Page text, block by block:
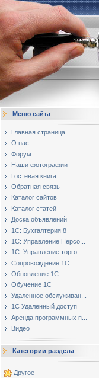
Меню сайта
Главная страница
О нас
Форум
Наши фотографии
Гостевая книга
Обратная связь
Каталог сайтов
Каталог статей
Доска объявлений
1С: Бухгалтерия 8
1С: Управление Персо...
1С: Управление торго...
Сопровождение 1С
Обновление 1С
Обучение 1С
Удаленное обслуживан...
1С Удаленный доступ
Аренда программных п...
Видео
Категории раздела
Другое